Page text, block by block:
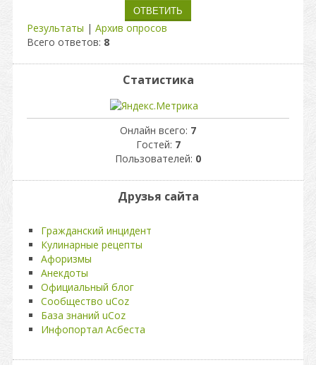
Результаты | Архив опросов
Всего ответов: 8
Статистика
Онлайн всего: 7
Гостей: 7
Пользователей: 0
Друзья сайта
Гражданский инцидент
Кулинарные рецепты
Афоризмы
Анекдоты
Официальный блог
Сообщество uCoz
База знаний uCoz
Инфопортал Асбеста